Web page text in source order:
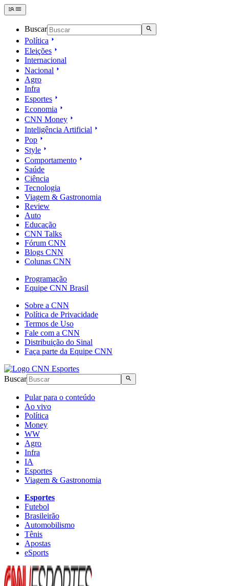
Buscar
Política
Eleições
Internacional
Nacional
Agro
Infra
Esportes
Economia
CNN Money
Inteligência Artificial
Pop
Style
Comportamento
Saúde
Ciência
Tecnologia
Viagem & Gastronomia
Review
Auto
Educação
CNN Talks
Fórum CNN
Blogs CNN
Colunas CNN
Programação
Equipe CNN Brasil
Sobre a CNN
Política de Privacidade
Termos de Uso
Fale com a CNN
Distribuição do Sinal
Faça parte da Equipe CNN
Buscar
Pular para o conteúdo
Ao vivo
Política
Money
WW
Agro
Infra
IA
Esportes
Viagem & Gastronomia
Esportes
Futebol
Brasileirão
Automobilismo
Tênis
Apostas
eSports